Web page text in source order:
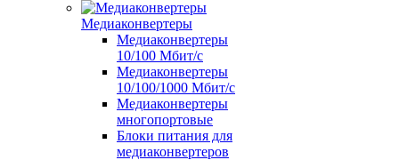
Медиаконвертеры
Медиаконвертеры
10/100 Мбит/с
Медиаконвертеры
10/100/1000 Мбит/c
Медиаконвертеры
многопортовые
Блоки питания для
медиаконвертеров